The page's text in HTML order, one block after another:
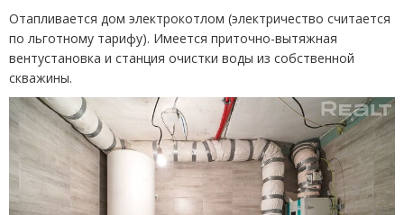
Отапливается дом электрокотлом (электричество считается
по льготному тарифу). Имеется приточно-вытяжная
вентустановка и станция очистки воды из собственной
скважины.